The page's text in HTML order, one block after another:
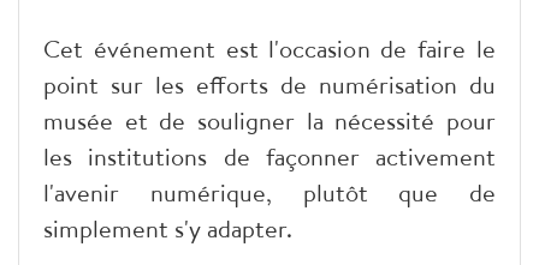
​Cet événement est l'occasion de faire le
point sur les efforts de numérisation du
musée et de souligner la nécessité pour
les institutions de façonner activement
l'avenir numérique, plutôt que de
simplement s'y adapter.